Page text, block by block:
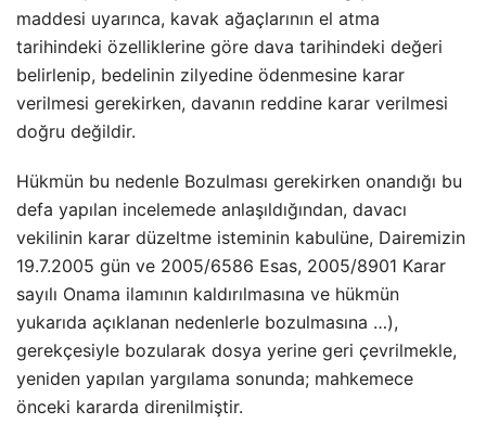
maddesi uyarınca, kavak ağaçlarının el atma
tarihindeki özelliklerine göre dava tarihindeki değeri
belirlenip, bedelinin zilyedine ödenmesine karar
verilmesi gerekirken, davanın reddine karar verilmesi
doğru değildir.
Hükmün bu nedenle Bozulması gerekirken onandığı bu
defa yapılan incelemede anlaşıldığından, davacı
vekilinin karar düzeltme isteminin kabulüne, Dairemizin
19.7.2005 gün ve 2005/6586 Esas, 2005/8901 Karar
sayılı Onama ilamının kaldırılmasına ve hükmün
yukarıda açıklanan nedenlerle bozulmasına …),
gerekçesiyle bozularak dosya yerine geri çevrilmekle,
yeniden yapılan yargılama sonunda; mahkemece
önceki kararda direnilmiştir.